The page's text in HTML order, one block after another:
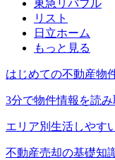
東急リバブル
リスト
日立ホーム
もっと見る
はじめての不動産物
3分で物件情報を読
エリア別生活しやす
不動産売却の基礎知